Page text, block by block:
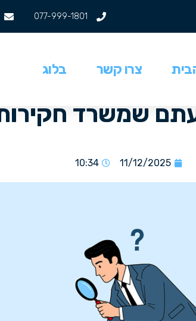
077-999-1801
צרו קשר בלוג
שמשרד
11/12/2025
10:34